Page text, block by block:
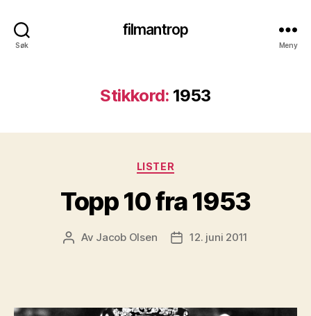
Søk
filmantrop
Meny
Stikkord: 1953
Kategorier
LISTER
Topp 10 fra 1953
Innleggsforfatter
Av Jacob Olsen Publiseringsdato
12. juni 2011